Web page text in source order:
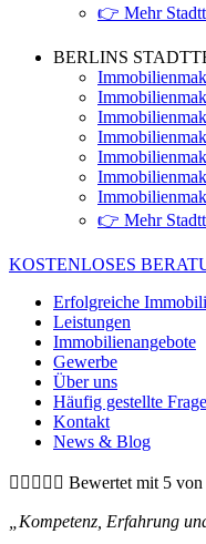
👉 Mehr
BERLINS
👉 Mehr
KOSTENLOSES
Erfolgreiche
Leistungen
Immobilienangebote
Gewerbe
Über uns
Häufig gestellte
Kontakt
News & Blog
     Bewertet mit 5 von
„Kompetenz, Erfahrung